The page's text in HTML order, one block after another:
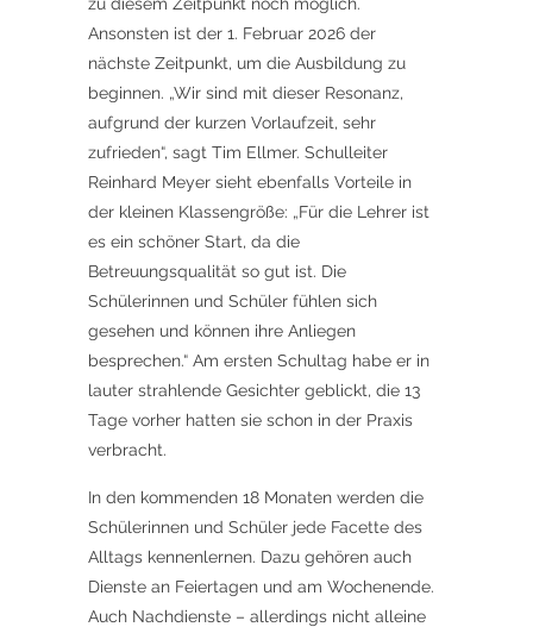
Ansonsten ist der 1. Februar 2026 der
nächste Zeitpunkt, um die Ausbildung zu
beginnen. „Wir sind mit dieser Resonanz,
aufgrund der kurzen Vorlaufzeit, sehr
zufrieden“, sagt Tim Ellmer. Schulleiter
Reinhard Meyer sieht ebenfalls Vorteile in
der kleinen Klassengröße: „Für die Lehrer ist
es ein schöner Start, da die
Betreuungsqualität so gut ist. Die
Schülerinnen und Schüler fühlen sich
gesehen und können ihre Anliegen
besprechen.“ Am ersten Schultag habe er in
lauter strahlende Gesichter geblickt, die 13
Tage vorher hatten sie schon in der Praxis
verbracht.
In den kommenden 18 Monaten werden die
Schülerinnen und Schüler jede Facette des
Alltags kennenlernen. Dazu gehören auch
Dienste an Feiertagen und am Wochenende.
Auch Nachdienste – allerdings nicht alleine